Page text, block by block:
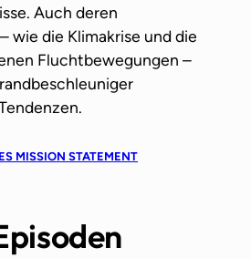
Auch deren
wie die Klimakrise und die
Fluchtbewegungen –
MISSION STATEMENT